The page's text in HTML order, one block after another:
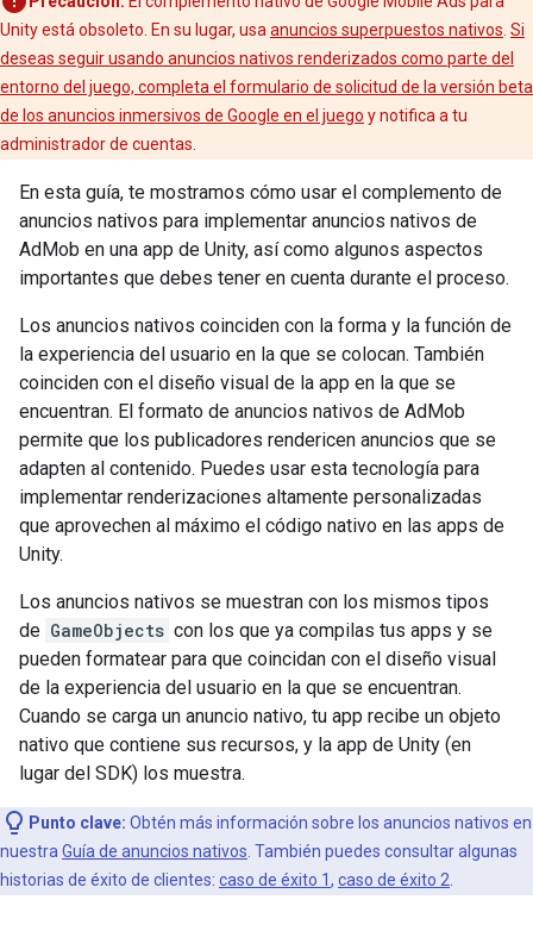
Unity está obsoleto. En su lugar, usa anuncios superpuestos nativos Si
deseas seguir usando anuncios nativos renderizados como parte del
entorno del juego, completa el formulario de solicitud de la versión beta
de los anuncios inmersivos de Google en el juego y notifica a tu
administrador de cuentas.
En esta guía, te mostramos cómo usar el complemento de
anuncios nativos para implementar anuncios nativos de
AdMob en una app de Unity, así como algunos aspectos
importantes que debes tener en cuenta durante el proceso.
Los anuncios nativos coinciden con la forma y la función de
la experiencia del usuario en la que se colocan. También
coinciden con el diseño visual de la app en la que se
encuentran. El formato de anuncios nativos de AdMob
permite que los publicadores rendericen anuncios que se
adapten al contenido. Puedes usar esta tecnología para
implementar renderizaciones altamente personalizadas
que aprovechen al máximo el código nativo en las apps de
Unity.
Los anuncios nativos se muestran con los mismos tipos
de GameObjects con los que ya compilas tus apps y se
pueden formatear para que coincidan con el diseño visual
de la experiencia del usuario en la que se encuentran.
Cuando se carga un anuncio nativo, tu app recibe un objeto
nativo que contiene sus recursos, y la app de Unity (en
lugar del SDK) los muestra.
Punto clave: Obtén más información sobre los anuncios nativos en
nuestra Guía de anuncios nativos . También puedes consultar algunas
historias de éxito de clientes: caso de éxito 1, caso de éxito 2